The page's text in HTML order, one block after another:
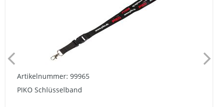
Artikelnummer: 99965
PIKO Schlüsselband